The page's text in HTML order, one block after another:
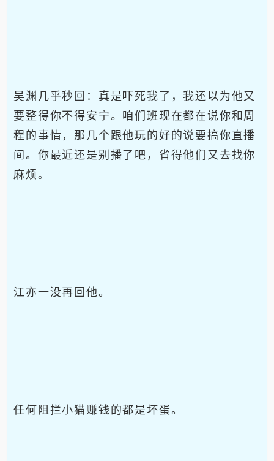
吴渊几乎秒回：真是吓死我了，我还以为他又
要整得你不得安宁。咱们班现在都在说你和周
程的事情，那几个跟他玩的好的说要搞你直播
间。你最近还是别播了吧，省得他们又去找你
麻烦。
江亦一没再回他。
任何阻拦小猫赚钱的都是坏蛋。